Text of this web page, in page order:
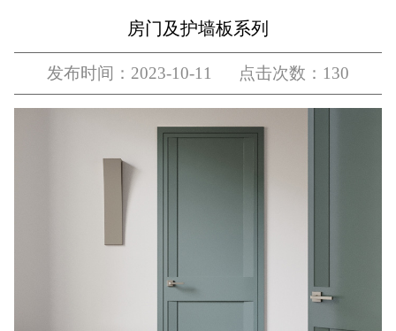
房门及护墙板系列
发布时间：2023-10-11 点击次数：130